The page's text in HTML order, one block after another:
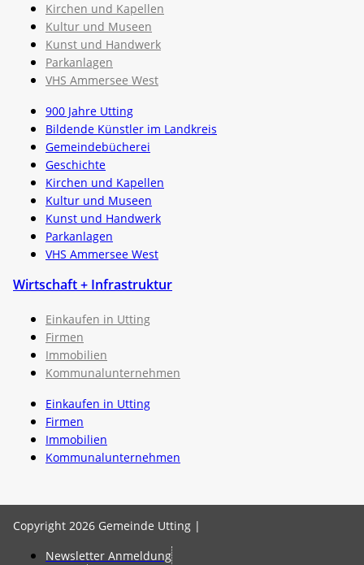
Kirchen und Kapellen
Kultur und Museen
Kunst und Handwerk
Parkanlagen
VHS Ammersee West
900 Jahre Utting
Bildende Künstler im Landkreis
Gemeindebücherei
Geschichte
Kirchen und Kapellen
Kultur und Museen
Kunst und Handwerk
Parkanlagen
VHS Ammersee West
Wirtschaft + Infrastruktur
Einkaufen in Utting
Firmen
Immobilien
Kommunalunternehmen
Einkaufen in Utting
Firmen
Immobilien
Kommunalunternehmen
Copyright 2026 Gemeinde Utting |
Newsletter Anmeldung